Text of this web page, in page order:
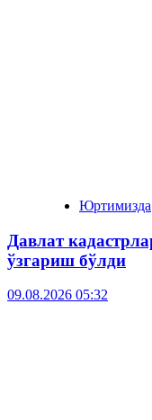
Юртимизда
Давлат
ўзгариш бўлди
09.08.2026 05:32